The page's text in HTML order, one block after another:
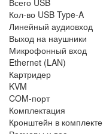
Кол-во USB Type-A
Линейный аудиовход
Выход на наушники
Микрофонный вход
Ethernet (LAN)
Картридер
KVM
COM-порт
Комплектация
Кронштейн в комплекте